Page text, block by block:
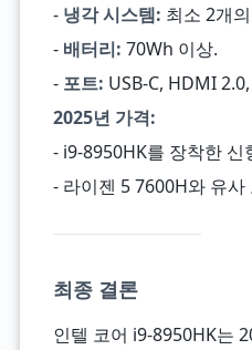
- 냉각 시스템: 최소 2개
- 배터리: 70Wh 이상.
- 포트: USB-C, HDMI
2025년 가격:
- i9-8950HK를 장착한 신
- 라이젠 5 7600H와 유사
최종 결론
인텔 코어 i9-8950HK는